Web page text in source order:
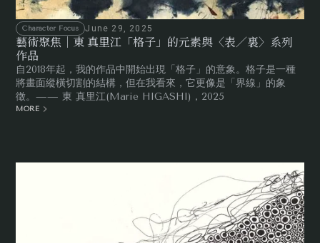
Character Focus June 29, 2025
藝術聚焦｜東 真里江「格子」的元素與〈表／裏〉系列
作品
自2018年起，我的作品中開始出現「格子」的意象。格子是一種
將畫面縱橫切割的結構，但在我看來，它更像是「界線」的象
徵。—— 東 真里江(Marie HIGASHI)，2025
MORE